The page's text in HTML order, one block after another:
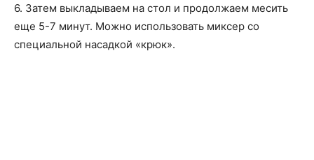
6. Затем выкладываем на стол и продолжаем месить
еще 5-7 минут. Можно использовать миксер со
специальной насадкой «крюк».